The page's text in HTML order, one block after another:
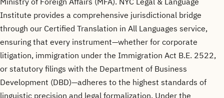
Institute provides a comprehensive jurisdictional bridge
through our Certified Translation in All Languages service,
ensuring that every instrument—whether for corporate
litigation, immigration under the Immigration Act B.E. 2522,
or statutory filings with the Department of Business
Development (DBD)—adheres to the highest standards of